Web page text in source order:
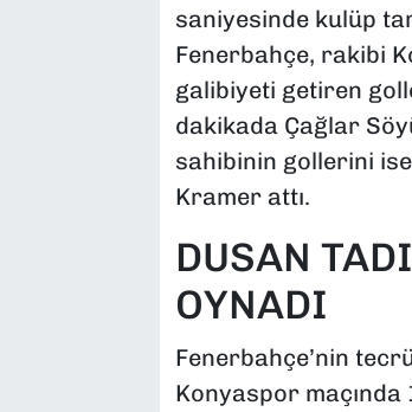
saniyesinde kulüp
Fenerbahçe, rakibi
galibiyeti getiren
dakikada Çağlar
sahibinin gollerini
Kramer attı.
DUSAN
OYNADI
Fenerbahçe’nin
Konyaspor